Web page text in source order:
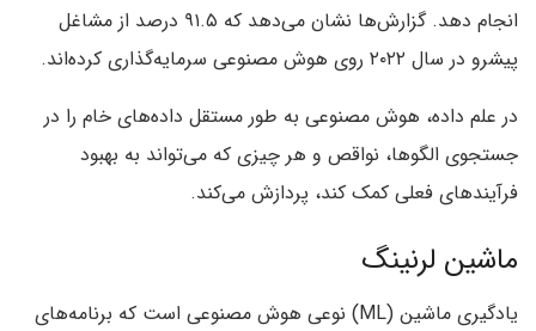
انجام دهد. گزارش‌ها نشان می‌دهد که ۹۱.۵ درصد از مشاغل
پیشرو در سال ۲۰۲۲ روی هوش مصنوعی سرمایه‌گذاری کرده‌اند.
در علم داده، هوش مصنوعی به طور مستقل داده‌های خام را در
جستجوی الگوها، نواقص و هر چیزی که می‌تواند به بهبود
فرآیندهای فعلی کمک کند، پردازش می‌کند.
ماشین لرنینگ
یادگیری ماشین (ML) نوعی هوش مصنوعی است که برنامه‌های